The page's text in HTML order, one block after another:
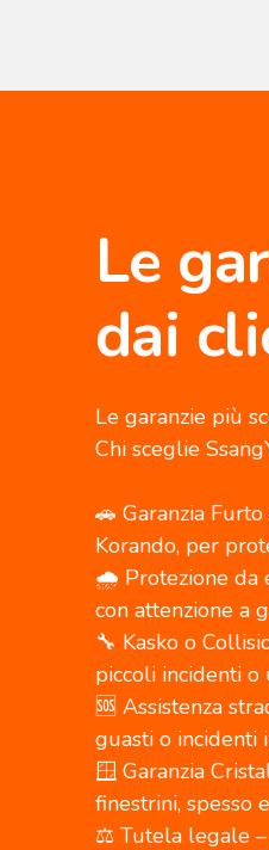
Le
dai
Le garanzie più
Chi sceglie
🚗 Garanzia
Korando, per
🌧️ Protezione da
con attenzione a
🔧 Kasko o
piccoli incidenti
🆘 Assistenza
guasti o incidenti
🪟 Garanzia
finestrini, spesso
⚖️ Tutela legale